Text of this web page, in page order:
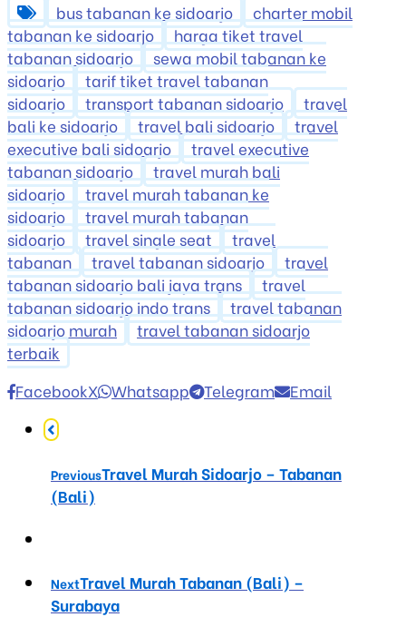
bus tabanan ke sidoarjo
charter mobil
tabanan ke sidoarjo
harga tiket travel
tabanan sidoarjo
sewa mobil tabanan ke
sidoarjo
tarif tiket travel tabanan
sidoarjo
transport tabanan sidoarjo
travel
bali ke sidoarjo
travel bali sidoarjo
travel
executive bali sidoarjo
travel executive
tabanan sidoarjo
travel murah bali
sidoarjo
travel murah tabanan ke
sidoarjo
travel murah tabanan
sidoarjo
travel single seat
travel
tabanan
travel tabanan sidoarjo
travel
tabanan sidoarjo bali jaya trans
travel
tabanan sidoarjo indo trans
travel tabanan
sidoarjo murah
travel tabanan sidoarjo
terbaik
FacebookX Whatsapp Telegram Email
PreviousTravel Murah Sidoarjo – Tabanan
(Bali)
NextTravel Murah Tabanan (Bali) –
Surabaya